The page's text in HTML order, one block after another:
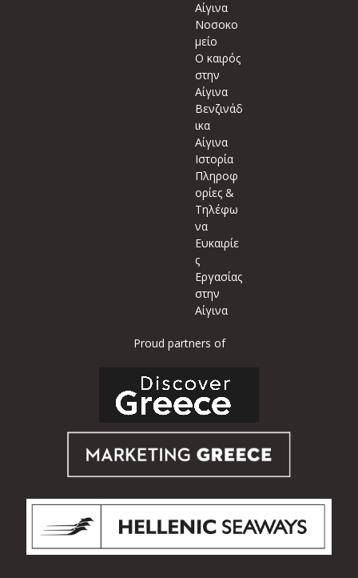
Αίγινα
Νοσοκο
μείο
Ο καιρός
στην
Αίγινα
Βενζινάδ
ικα
Αίγινα
Ιστορία
Πληροφ
ορίες &
Τηλέφω
να
Ευκαιρίε
ς
Εργασίας
στην
Αίγινα
Proud partners of